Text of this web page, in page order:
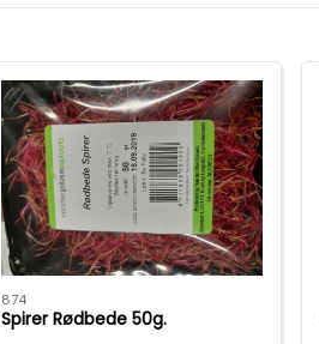
874
Spirer Rødbede 50g.